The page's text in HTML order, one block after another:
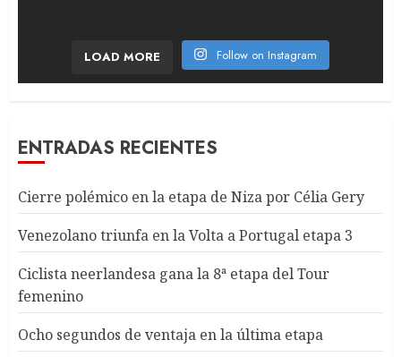
LOAD MORE Follow on Instagram
ENTRADAS RECIENTES
Cierre polémico en la etapa de Niza por Célia Gery
Venezolano triunfa en la Volta a Portugal etapa 3
Ciclista neerlandesa gana la 8ª etapa del Tour
femenino
Ocho segundos de ventaja en la última etapa